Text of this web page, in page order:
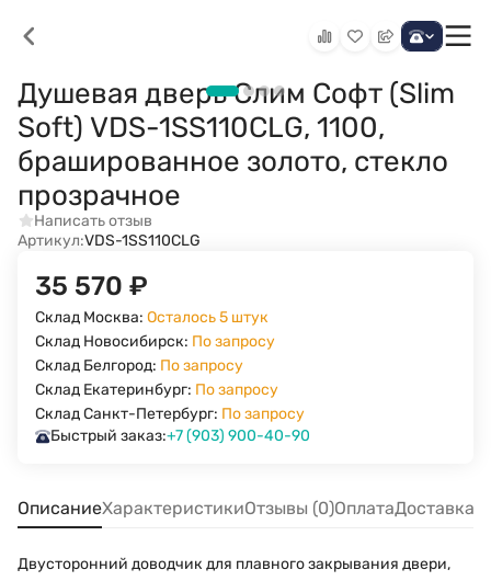
Душевая дверь Слим Софт (Slim
Soft) VDS-1SS110CLG, 1100,
брашированное золото, стекло
прозрачное
Написать отзыв
Артикул:VDS-1SS110CLG
35 570 ₽
Склад Москва: Осталось 5 штук
Склад Новосибирск: По запросу
Склад Белгород: По запросу
Склад Екатеринбург: По запросу
Склад Санкт-Петербург: По запросу
Быстрый заказ:+7 (903) 900-40-90
ОписаниеХарактеристикиОтзывы (0)ОплатаДоставка
Двусторонний доводчик для плавного закрывания двери,